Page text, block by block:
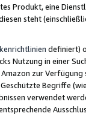
Produkt, eine
steht
definiert)
Nutzung in einer
zur
Begriffe
verwendet